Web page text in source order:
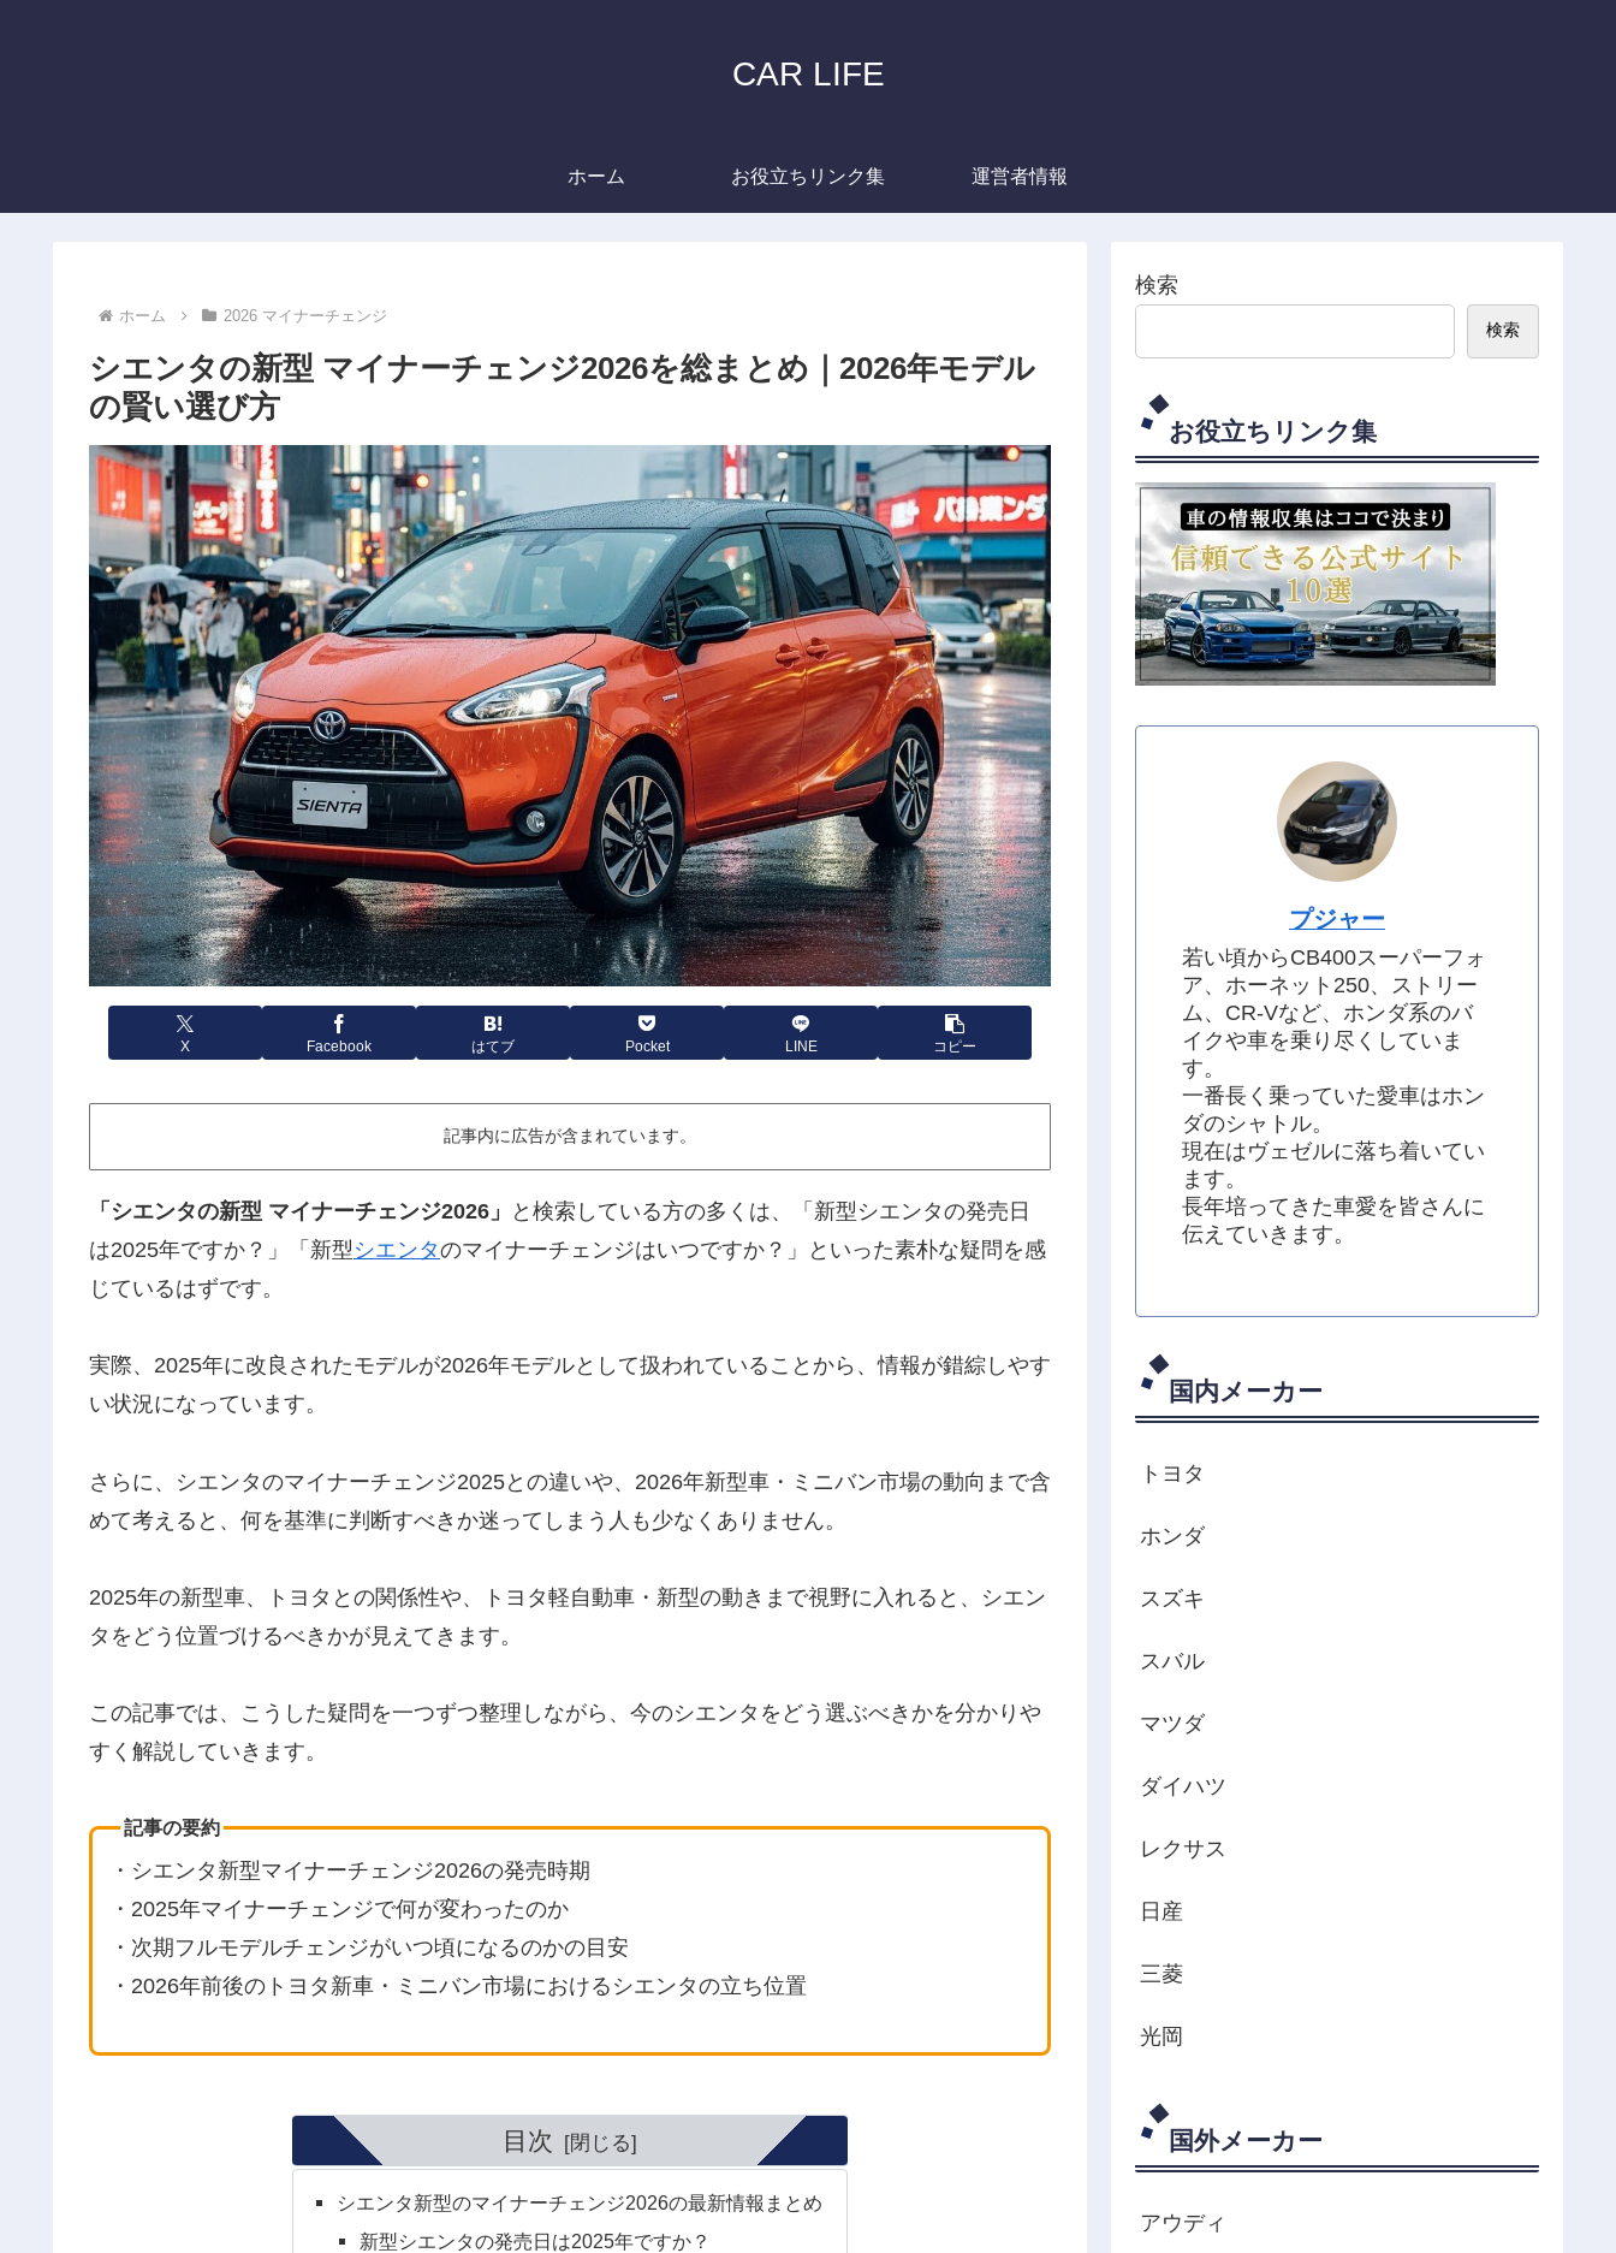
CAR LIFE
ホーム お役立ちリンク集 運営者情報
ホーム 2026 マイナーチェンジ
シエンタの新型 マイナーチェンジ2026を総まとめ｜2026年モデル
の賢い選び方
X Facebook はてブ Pocket LINE コピー
記事内に広告が含まれています。
「シエンタの新型 マイナーチェンジ2026」
と検索している方の多くは、「新型シエンタの発売日
は2025年ですか？」「新型 シエンタのマイナーチェンジはいつですか？」といった素朴な疑問を感
じているはずです。
実際、2025年に改良されたモデルが2026年モデルとして扱われていることから、情報が錯綜しやす
い状況になっています。
さらに、シエンタのマイナーチェンジ2025との違いや、2026年新型車・ミニバン市場の動向まで含
めて考えると、何を基準に判断すべきか迷ってしまう人も少なくありません。
2025年の新型車、トヨタとの関係性や、トヨタ軽自動車・新型の動きまで視野に入れると、シエン
タをどう位置づけるべきかが見えてきます。
この記事では、こうした疑問を一つずつ整理しながら、今のシエンタをどう選ぶべきかを分かりや
すく解説していきます。
記事の要約
・シエンタ新型マイナーチェンジ2026の発売時期
・2025年マイナーチェンジで何が変わったのか
・次期フルモデルチェンジがいつ頃になるのかの目安
・2026年前後のトヨタ新車・ミニバン市場におけるシエンタの立ち位置
目次
シエンタ新型のマイナーチェンジ2026の最新情報まとめ
新型シエンタの発売日は2025年ですか？
検索
検索
お役立ちリンク集
プジャー
若い頃からCB400スーパーフォ
ア、ホーネット250、ストリー
ム、CR-Vなど、ホンダ系のバ
イクや車を乗り尽くしていま
す。
一番長く乗っていた愛車はホン
ダのシャトル。
現在はヴェゼルに落ち着いてい
ます。
長年培ってきた車愛を皆さんに
伝えていきます。
国内メーカー
トヨタ
ホンダ
スズキ
スバル
マツダ
ダイハツ
レクサス
日産
三菱
光岡
国外メーカー
アウディ